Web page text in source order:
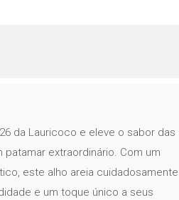
da Lauricoco e eleve o sabor das
extraordinário. Com um
este alho areia cuidadosamente
e um toque único a seus